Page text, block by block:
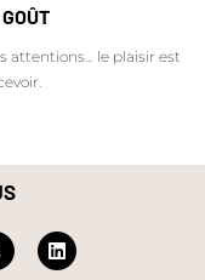
attentions… le plaisir est